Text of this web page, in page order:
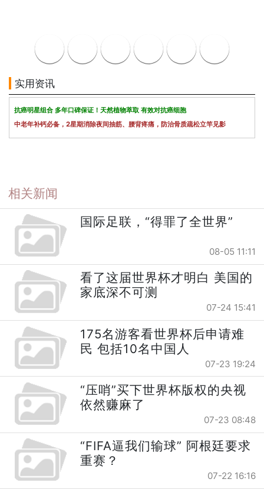
实用资讯
抗癌明星组合 多年口碑保证！天然植物萃取 有效对抗癌细胞
中老年补钙必备，2星期消除夜间抽筋、腰背疼痛，防治骨质疏松立竿见影
相关新闻
国际足联，“得罪了全世界”
08-05 11:11
看了这届世界杯才明白 美国的
家底深不可测
07-24 15:41
175名游客看世界杯后申请难
民 包括10名中国人
07-23 19:24
“压哨”买下世界杯版权的央视
依然赚麻了
07-23 08:48
“FIFA逼我们输球” 阿根廷要求
重赛？
07-22 16:16